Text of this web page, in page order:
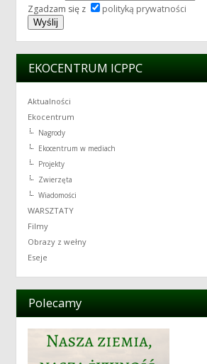
Zgadzam się z
polityką prywatności
EKOCENTRUM ICPPC
Aktualności
Ekocentrum
Nagrody
Ekocentrum w mediach
Projekty
Zwierzęta
Wiadomości
WARSZTATY
Filmy
Obrazy z wełny
Eseje
Polecamy